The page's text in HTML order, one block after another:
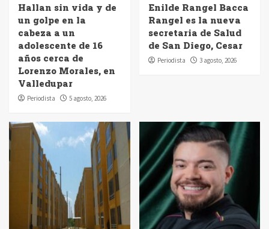
Hallan sin vida y de
un golpe en la
cabeza a un
adolescente de 16
años cerca de
Lorenzo Morales, en
Valledupar
Periodista 5 agosto, 2026
Enilde Rangel Bacca
Rangel es la nueva
secretaria de Salud
de San Diego, Cesar
Periodista 3 agosto, 2026